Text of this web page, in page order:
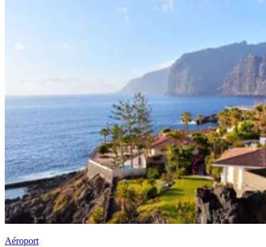
Aéroport